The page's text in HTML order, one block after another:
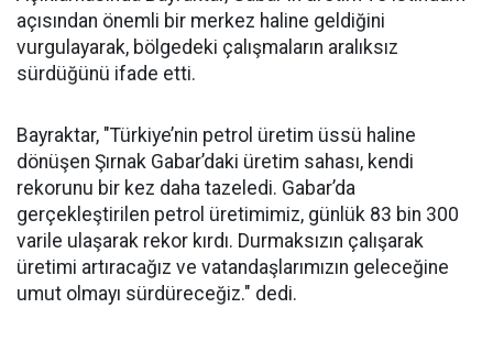
açısından önemli bir merkez haline geldiğini
vurgulayarak, bölgedeki çalışmaların aralıksız
sürdüğünü ifade etti.
Bayraktar, "Türkiye’nin petrol üretim üssü haline
dönüşen Şırnak Gabar’daki üretim sahası, kendi
rekorunu bir kez daha tazeledi. Gabar’da
gerçekleştirilen petrol üretimimiz, günlük 83 bin 300
varile ulaşarak rekor kırdı. Durmaksızın çalışarak
üretimi artıracağız ve vatandaşlarımızın geleceğine
umut olmayı sürdüreceğiz." dedi.